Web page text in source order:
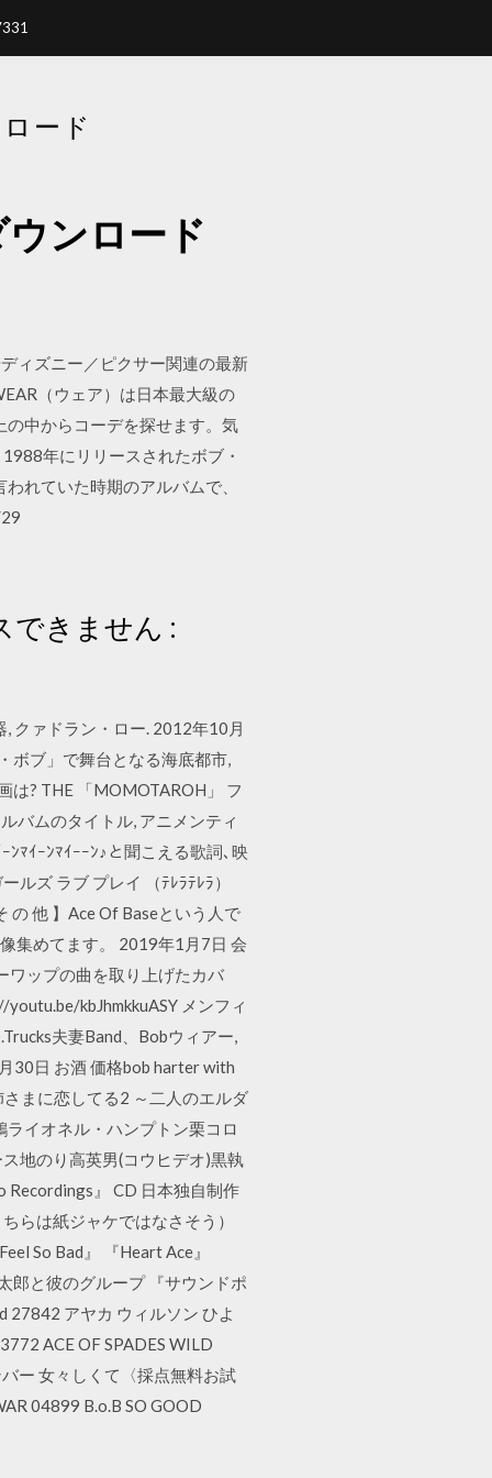
ード
ンロード
ィズニー／ピクサー関連の最新
（ウェア）は日本最大級の
中からコーデを探せます。気
年にリリースされたボブ・
れていた時期のアルバムで、
できません :
クァドラン・ロー. 2012年10月
ボブ」で舞台となる海底都市,
は? THE 「MOMOTAROH」 フ
バムのタイトル, アニメンティ
ﾏｲｰﾝﾏｲｰｰﾝ♪と聞こえる歌詞､映
ルズ ラブ プレイ （ﾃﾚﾗﾃﾚﾗ）
他 】Ace Of Baseという人で
集めてます。 2019年1月7日 会
ワップの曲を取り上げたカバ
kbJhmkkuASY メンフィ
夫妻Band、Bobウィアー,
30日 お酒 価格bob harter with
まに恋してる2 ～二人のエルダ
イオネル・ハンプトン栗コロ
地のり高英男(コウヒデオ)黒執
』 CD 日本独自制作
は紙ジャケではなさそう）
So Bad』 『Heart Ace』
郎と彼のグループ 『サウンドポ
アヤカ ウィルソン ひよ
ACE OF SPADES WILD
ー 女々しくて〈採点無料お試
04899 B.o.B SO GOOD